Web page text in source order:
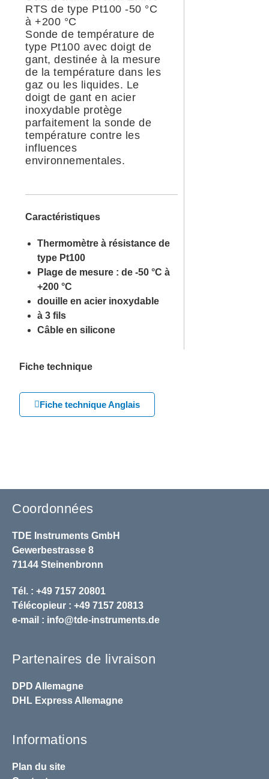
RTS de type Pt100 -50 °C
à +200 °C
Sonde de température de
type Pt100 avec doigt de
gant, destinée à la mesure
de la température dans les
gaz ou les liquides. Le
doigt de gant en acier
inoxydable protège
parfaitement la sonde de
température contre les
influences
environnementales.
Caractéristiques
Thermomètre à résistance de
type Pt100
Plage de mesure : de -50 °C à
+200 °C
douille en acier inoxydable
à 3 fils
Câble en silicone
Fiche technique
Fiche technique Anglais
Coordonnées
TDE Instruments GmbH
Gewerbestrasse 8
71144 Steinenbronn
Tél. : +49 7157 20801
Télécopieur : +49 7157 20813
e-mail : info@tde-instruments.de
Partenaires de livraison
DPD Allemagne
DHL Express Allemagne
Informations
Plan du site